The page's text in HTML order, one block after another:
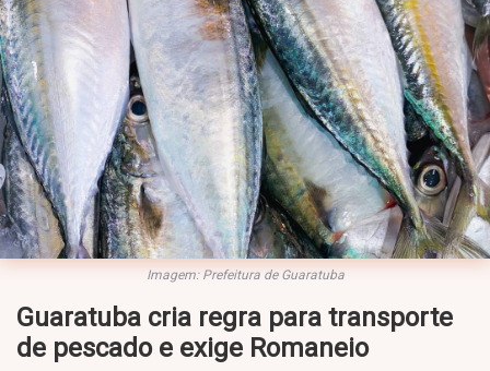
Imagem: Prefeitura de Guaratuba
Guaratuba cria regra para transporte
de pescado e exige Romaneio